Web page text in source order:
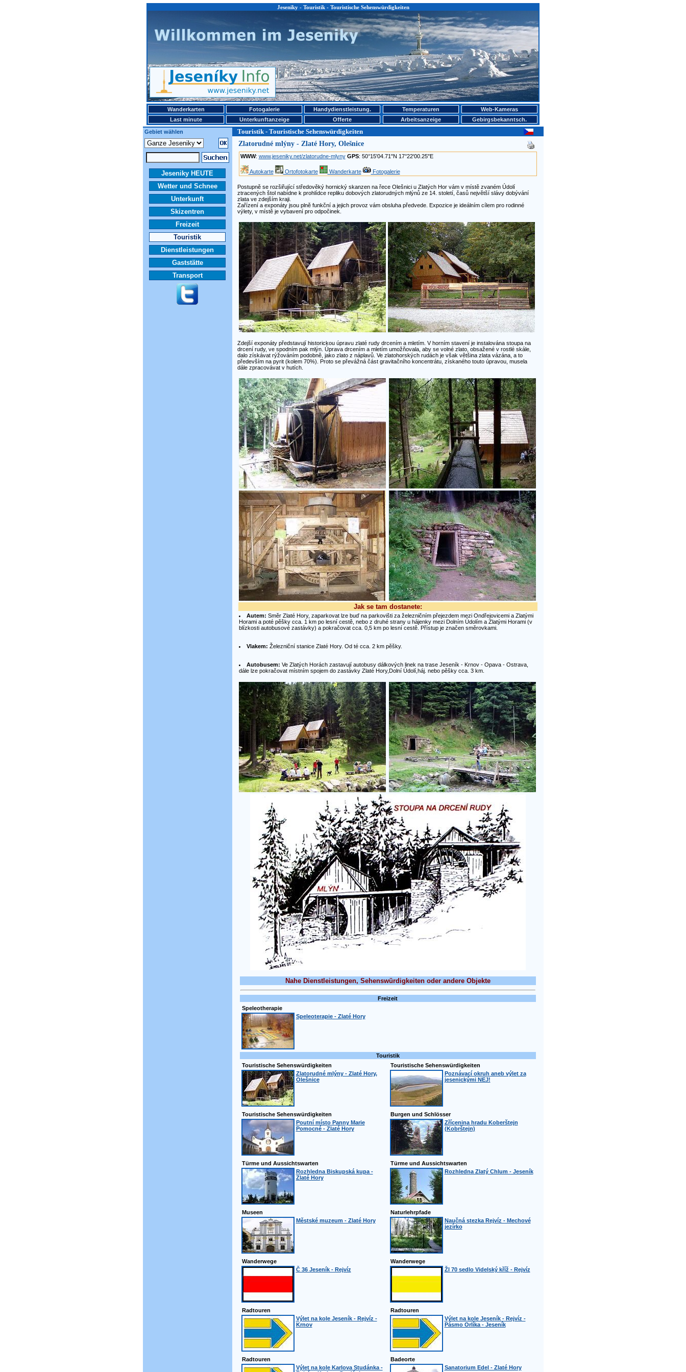
Jeseniky - Touristik - Touristische Sehenswürdigkeiten
Wanderkarten Fotogalerie Handydienstleistung. Temperaturen
Web-Kameras
Last minute
Unterkunftanzeige Offerte Arbeitsanzeige
Gebirgsbekanntsch.
Gebiet wählen
Touristik - Touristische Sehenswürdigkeiten
Jeseniky HEUTE
Wetter und Schnee
Unterkunft
Skizentren
Freizeit
Touristik
Dienstleistungen
Gaststätte
Transport
Zlatorudné mlýny - Zlaté Hory, Olešnice
WWW: www.jeseniky.net/zlatorudne-mlyny GPS: 50°15'04.71"N 17°22'00.25"E
Autokarte Ortofotokarte Wanderkarte Fotogalerie
Postupně se rozšiřující středověký hornický skanzen na řece Olešnici u Zlatých Hor vám v místě zvaném Údolí
ztracených štol nabídne k prohlídce repliku dobových zlatorudných mlýnů ze 14. století, časů největší slávy dobývání
zlata ve zdejším kraji.
Zařízení a exponáty jsou plně funkční a jejich provoz vám obsluha předvede. Expozice je ideálním cílem pro rodinné
výlety, v místě je vybavení pro odpočinek.
Zdejší exponáty představují historickou úpravu zlaté rudy drcením a mletím. V horním stavení je instalována stoupa na
drcení rudy, ve spodním pak mlýn. Úprava drcením a mletím umožňovala, aby se volné zlato, obsažené v rostlé skále,
dalo získávat rýžováním podobně, jako zlato z náplavů. Ve zlatohorských rudách je však většina zlata vázána, a to
především na pyrit (kolem 70%). Proto se převážná část gravitačního koncentrátu, získaného touto úpravou, musela
dále zpracovávat v hutích.
Jak se tam dostanete:
Autem: Směr Zlaté Hory, zaparkovat lze buď na parkovišti za železničním přejezdem mezi Ondřejovicemi a Zlatými
Horami a poté pěšky cca. 1 km po lesní cestě, nebo z druhé strany u hájenky mezi Dolním Údolím a Zlatými Horami (v
blízkosti autobusové zastávky) a pokračovat cca. 0,5 km po lesní cestě. Přístup je značen směrovkami.
Vlakem: Železniční stanice Zlaté Hory. Od té cca. 2 km pěšky.
Autobusem: Ve Zlatých Horách zastavují autobusy dálkových linek na trase Jeseník - Krnov - Opava - Ostrava,
dále lze pokračovat místním spojem do zastávky Zlaté Hory,Dolní Údolí,háj. nebo pěšky cca. 3 km.
Nahe Dienstleistungen, Sehenswürdigkeiten oder andere Objekte
Freizeit
Speleotherapie
Speleoterapie - Zlaté Hory
Touristik
Touristische Sehenswürdigkeiten
Zlatorudné mlýny - Zlaté Hory,
Olešnice
Touristische Sehenswürdigkeiten
Poznávací okruh aneb výlet za
jesenickými NEJ!
Touristische Sehenswürdigkeiten
Poutní místo Panny Marie
Pomocné - Zlaté Hory
Burgen und Schlösser
Zřícenina hradu Koberštejn
(Kobrštejn)
Türme und Aussichtswarten
Rozhledna Biskupská kupa -
Zlaté Hory
Türme und Aussichtswarten
Rozhledna Zlatý Chlum - Jeseník
Museen
Městské muzeum - Zlaté Hory
Naturlehrpfade
Naučná stezka Rejvíz - Mechové
jezírko
Wanderwege
Č 36 Jeseník - Rejvíz
Wanderwege
Žl 70 sedlo Videlský kříž - Rejvíz
Radtouren
Výlet na kole Jeseník - Rejvíz -
Krnov
Radtouren
Výlet na kole Jeseník - Rejvíz -
Pásmo Orlíka - Jeseník
Radtouren
Výlet na kole Karlova Studánka -
Badeorte
Sanatorium Edel - Zlaté Hory